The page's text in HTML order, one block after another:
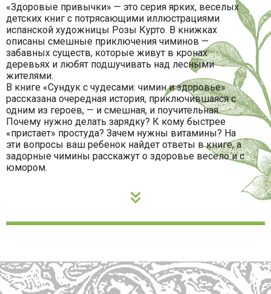
«Здоровые привычки» — это серия ярких, веселых
детских книг с потрясающими иллюстрациями
испанской художницы Розы Курто. В книжках
описаны смешные приключения чиминов —
забавных существ, которые живут в кронах
деревьях и любят подшучивать над лесными
жителями.
В книге «Сундук с чудесами: чимин и здоровье»
рассказана очередная история, приключившаяся с
одним из героев, — и смешная, и поучительная.
Почему нужно делать зарядку? К кому быстрее
«пристает» простуда? Зачем нужны витамины? На
эти вопросы ваш ребенок найдет ответы в книге, а
задорные чимины расскажут о здоровье весело и с
юмором.